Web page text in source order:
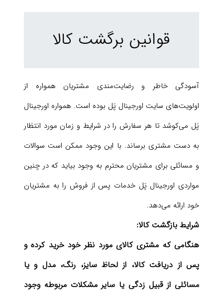
قوانین برگشت کالا
آسودگی خاطر و رضایت‌مندی مشتریان همواره از
اولویت‌های سایت اورجینال پَل بوده است. همواره اورجینال
پَل می‌کوشد تا هر سفارش را در شرایط و زمان مورد انتظار
به دست مشتری برساند. با این وجود ممکن است سوالات
و مسائلی برای مشتریان محترم به وجود بیاید که در چنین
مواردی اورجینال پَل خدمات پس از فروش را به مشتریان
خود ارائه می‌دهد.
شرایط بازگشت کالا:
هنگامی که مشتری کالای مورد نظر خود خرید کرده و
پس از دریافت کالا، از لحاظ سایز، رنگ، مدل و یا
مسائلی از قبیل زدگی یا سایر مشکلات مربوطه وجود